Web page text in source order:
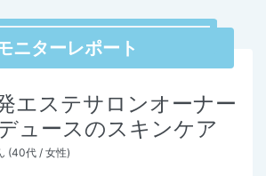
ニターレポート
エステサロンオーナー
ュースのスキンケア
(40代 / 女性)